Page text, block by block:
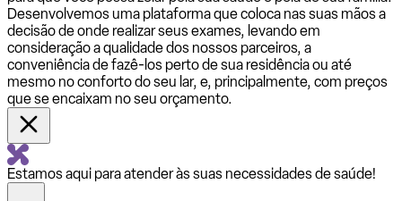
Desenvolvemos uma plataforma que coloca nas suas mãos a
decisão de onde realizar seus exames, levando em
consideração a qualidade dos nossos parceiros, a
conveniência de fazê-los perto de sua residência ou até
mesmo no conforto do seu lar, e, principalmente, com preços
que se encaixam no seu orçamento.
Estamos aqui para atender às suas necessidades de saúde!